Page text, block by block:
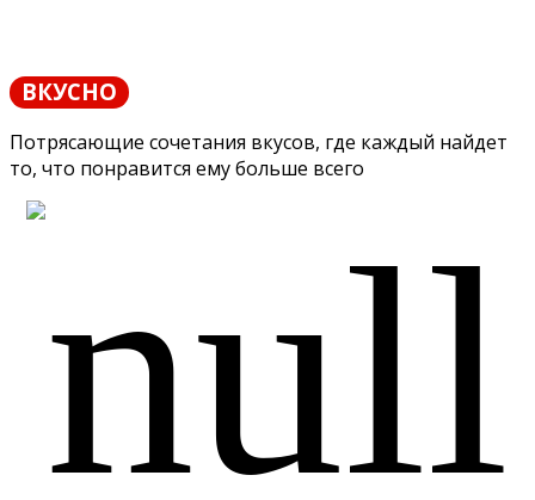
ВКУСНО
Потрясающие сочетания вкусов, где каждый найдет
то, что понравится ему больше всего